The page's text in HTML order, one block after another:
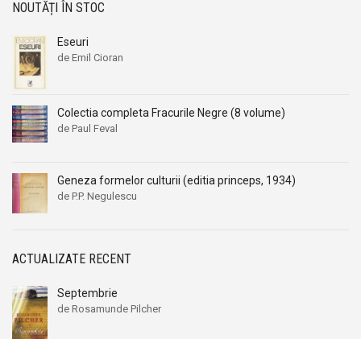
NOUTĂȚI ÎN STOC
Eseuri
de Emil Cioran
Colectia completa Fracurile Negre (8 volume)
de Paul Feval
Geneza formelor culturii (editia princeps, 1934)
de P.P. Negulescu
ACTUALIZATE RECENT
Septembrie
de Rosamunde Pilcher